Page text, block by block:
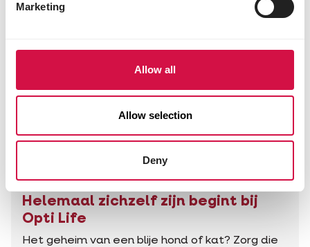
Marketing
Allow all
Allow selection
Deny
Helemaal zichzelf zijn begint bij
Opti Life
Het geheim van een blije hond of kat? Zorg die